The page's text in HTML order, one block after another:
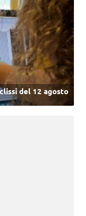
del 12 agosto